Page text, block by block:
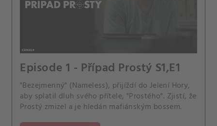
Episode 1 - Případ Prostý S1,E1
"Bezejmenný" (Nameless), přijíždí do Jelení Hory,
aby splatil dluh svého přítele, "Prostého". Zjistí, že
Prostý zmizel a je hledán mafiánským bossem.